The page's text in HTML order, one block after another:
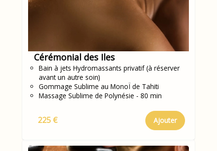
Cérémonial des Iles
Bain à jets Hydromassants privatif (à réserver
avant un autre soin)
Gommage Sublime au MonoÏ de Tahiti
Massage Sublime de Polynésie - 80 min
225 € Ajouter